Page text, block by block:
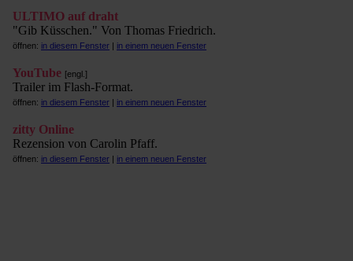
ULTIMO auf draht
"Gib Küsschen." Von Thomas Friedrich.
öffnen: in diesem Fenster | in einem neuen Fenster
YouTube [engl.]
Trailer im Flash-Format.
öffnen: in diesem Fenster | in einem neuen Fenster
zitty Online
Rezension von Carolin Pfaff.
öffnen: in diesem Fenster | in einem neuen Fenster